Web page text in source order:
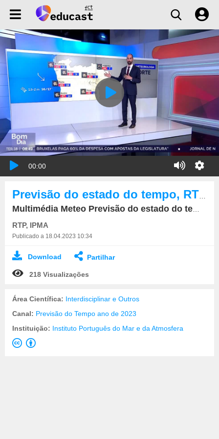
00:00
Multimédia Meteo Previsão do estado do tempo, RTP1, 18-04-2023, IPMA.
RTP, IPMA
Publicado a 18.04.2023 10:34
Download Partilhar
218 Visualizações
Área Científica: Interdisciplinar e Outros
Canal: Previsão do Tempo ano de 2023
Instituição: Instituto Português do Mar e da Atmosfera